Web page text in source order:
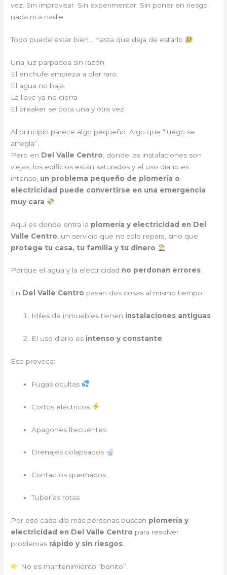
vez. Sin improvisar. Sin experimentar. Sin poner en riesgo
nada ni a nadie.
Todo puede estar bien… hasta que deja de estarlo
Una luz parpadea sin razón.
El enchufe empieza a oler raro.
El agua no baja.
La llave ya no cierra.
El breaker se bota una y otra vez.
Al principio parece algo pequeño. Algo que “luego se
arregla”.
Pero en Del Valle Centro , donde las instalaciones son
viejas, los edificios están saturados y el uso diario es
intenso, un problema pequeño de plomería o
electricidad puede convertirse en una emergencia
muy cara
Aquí es donde entra la plomería y electricidad en Del
Valle Centro , un servicio que no solo repara, sino que
protege tu casa, tu familia y tu dinero
Porque el agua y la electricidad no perdonan errores.
En Del Valle Centro pasan dos cosas al mismo tiempo:
Miles de inmuebles tienen instalaciones antiguas
El uso diario es intenso y constante
Eso provoca:
Fugas ocultas
Cortos eléctricos
Apagones frecuentes
Drenajes colapsados
Contactos quemados
Tuberías rotas
Por eso cada día más personas buscan plomería y
electricidad en Del Valle Centro para resolver
problemas rápido y sin riesgos
No es mantenimiento “bonito”.